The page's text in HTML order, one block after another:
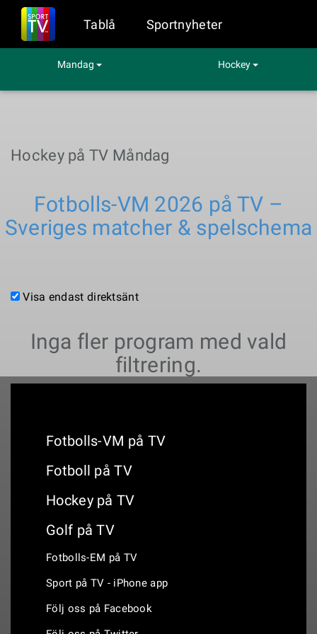
Tablå Sportnyheter
Mandag Hockey
Hockey på TV Måndag
Fotbolls-VM 2026 på TV –
Sveriges matcher & spelschema
Visa endast direktsänt
Inga fler program med vald
filtrering.
Fotbolls-VM på TV
Fotboll på TV
Hockey på TV
Golf på TV
Fotbolls-EM på TV
Sport på TV - iPhone app
Följ oss på Facebook